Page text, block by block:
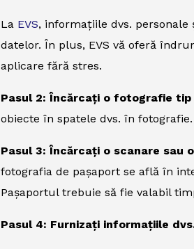
La EVS, informațiile dvs.
datelor. În plus, EVS vă oferă
aplicare fără stres.
Pasul 2: Încărcați o fotografie tip
obiecte în spatele dvs. în fotografie.
Pasul 3: Încărcați o scanare sau
fotografia de pașaport se află în
Pașaportul trebuie să fie valabil
Pasul 4: Furnizați informațiile